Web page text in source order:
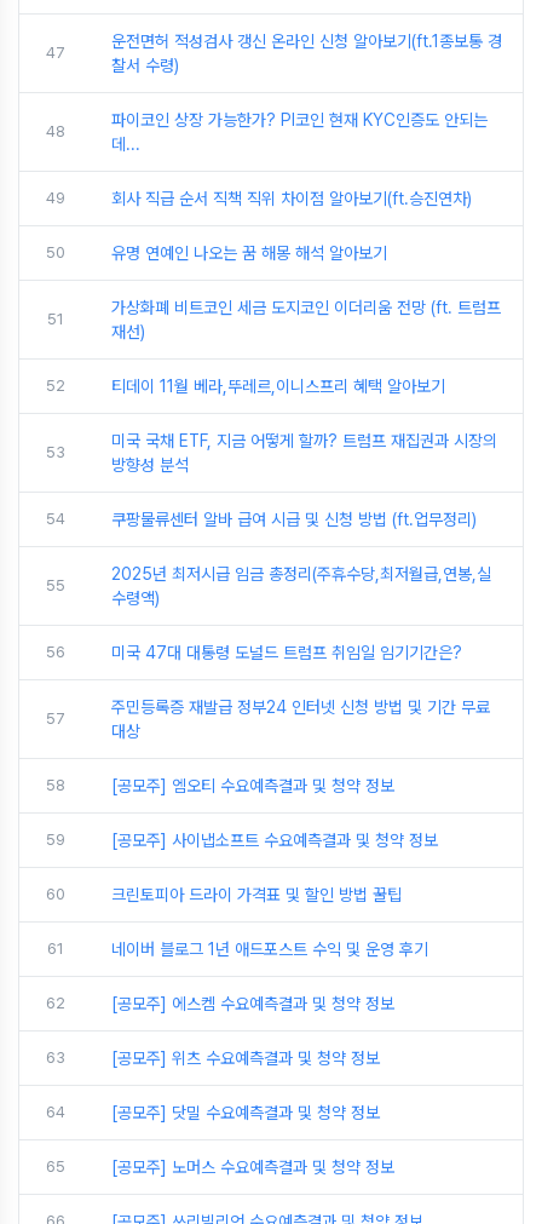
47
운전면허 적성검사 갱신 온라인 신청 알아보기(ft.1종보통 경
찰서 수령)
48
파이코인 상장 가능한가? PI코인 현재 KYC인증도 안되는
데...
49 회사 직급 순서 직책 직위 차이점 알아보기(ft.승진연차)
50 유명 연예인 나오는 꿈 해몽 해석 알아보기
51
가상화폐 비트코인 세금 도지코인 이더리움 전망 (ft. 트럼프
재선)
52 티데이 11월 베라,뚜레르,이니스프리 혜택 알아보기
53
미국 국채 ETF, 지금 어떻게 할까? 트럼프 재집권과 시장의
방향성 분석
54 쿠팡물류센터 알바 급여 시급 및 신청 방법 (ft.업무정리)
55
2025년 최저시급 임금 총정리(주휴수당,최저월급,연봉,실
수령액)
56 미국 47대 대통령 도널드 트럼프 취임일 임기기간은?
57
주민등록증 재발급 정부24 인터넷 신청 방법 및 기간 무료
대상
58 [공모주] 엠오티 수요예측결과 및 청약 정보
59 [공모주] 사이냅소프트 수요예측결과 및 청약 정보
60 크린토피아 드라이 가격표 및 할인 방법 꿀팁
61 네이버 블로그 1년 애드포스트 수익 및 운영 후기
62 [공모주] 에스켐 수요예측결과 및 청약 정보
63 [공모주] 위츠 수요예측결과 및 청약 정보
64 [공모주] 닷밀 수요예측결과 및 청약 정보
65 [공모주] 노머스 수요예측결과 및 청약 정보